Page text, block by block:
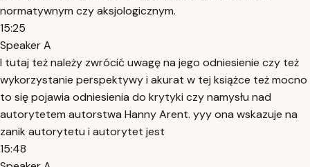
normatywnym czy aksjologicznym.
15:25
Speaker A
I tutaj też należy zwrócić uwagę na jego odniesienie czy też
wykorzystanie perspektywy i akurat w tej książce też mocno
to się pojawia odniesienia do krytyki czy namysłu nad
autorytetem autorstwa Hanny Arent. yyy ona wskazuje na
zanik autorytetu i autorytet jest
15:48